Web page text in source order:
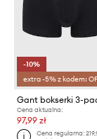
-10%
extra -5% z kodem:
Gant bokserki 3-
Cena aktualna:
97,99 zł
Cena regularna: